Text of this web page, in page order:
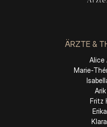
ÄRZTE &
Alice
Marie-
Fritz